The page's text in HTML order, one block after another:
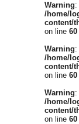
Warning:
/home/
content/
on line 60
Warning:
/home/
content/
on line 60
Warning:
/home/
content/
on line 60